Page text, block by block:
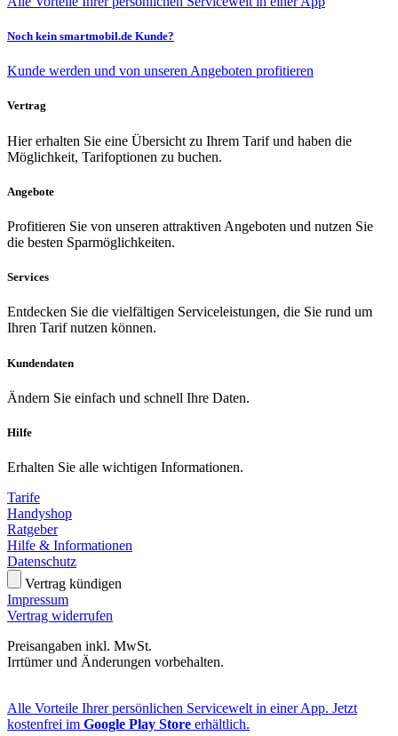
Noch kein smartmobil.de Kunde?
Kunde werden und von unseren Angeboten profitieren
Vertrag
Hier erhalten Sie eine Übersicht zu Ihrem Tarif und haben die
Möglichkeit, Tarifoptionen zu buchen.
Angebote
Profitieren Sie von unseren attraktiven Angeboten und nutzen Sie
die besten Sparmöglichkeiten.
Services
Entdecken Sie die vielfältigen Serviceleistungen, die Sie rund um
Ihren Tarif nutzen können.
Kundendaten
Ändern Sie einfach und schnell Ihre Daten.
Hilfe
Erhalten Sie alle wichtigen Informationen.
Tarife
Handyshop
Ratgeber
Hilfe & Informationen
Datenschutz
Vertrag kündigen
Impressum
Vertrag widerrufen
Preisangaben inkl. MwSt.
Irrtümer und Änderungen vorbehalten.
Alle Vorteile Ihrer persönlichen Servicewelt in einer App. Jetzt
kostenfrei im Google Play Store erhältlich.